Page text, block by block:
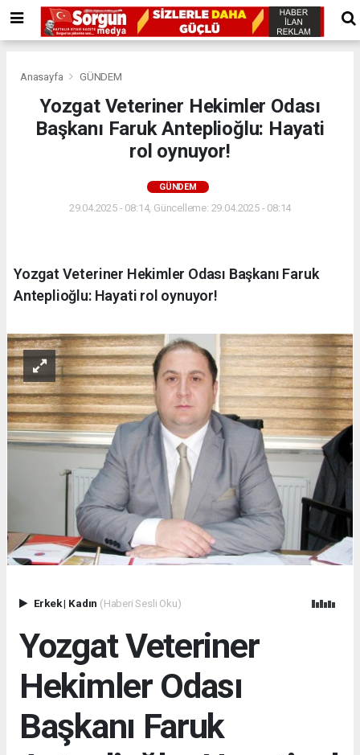
Anasayfa GÜNDEM
Yozgat Veteriner Hekimler Odası
Başkanı Faruk Anteplioğlu: Hayati
rol oynuyor!
GÜNDEM
29.04.2025 - 08:14, Güncelleme: 29.04.2025 - 08:14
Yozgat Veteriner Hekimler Odası Başkanı Faruk
Anteplioğlu: Hayati rol oynuyor!
Erkek| Kadın (Haberi Sesli Oku)
Yozgat Veteriner
Hekimler Odası
Başkanı Faruk